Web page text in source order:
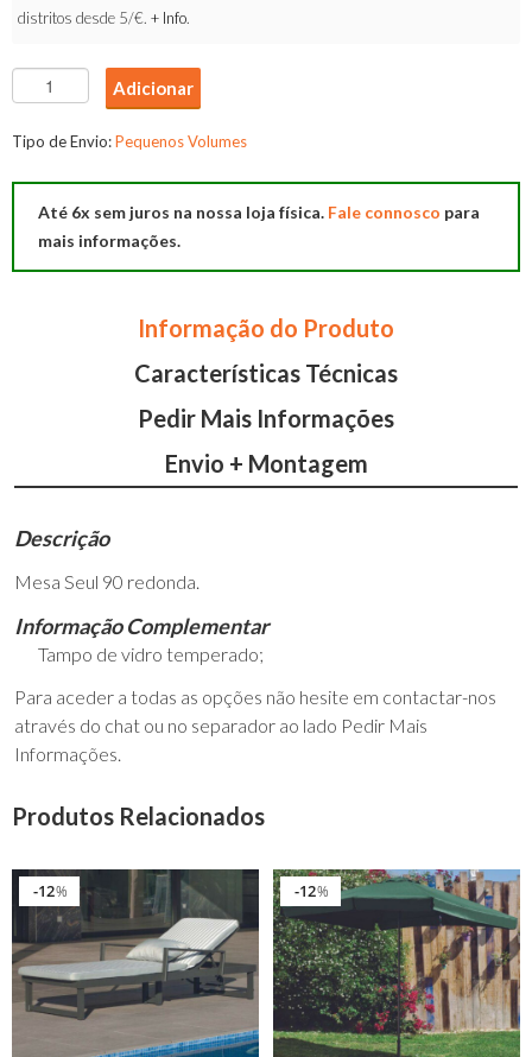
distritos desde 5/€. + Info.
Quantidade
de
Mesa
Adicionar
Tipo de Envio:Pequenos Volumes
Até 6x sem juros na nossa loja física. Fale connosco para
mais informações.
Informação do Produto
Características Técnicas
Pedir Mais Informações
Envio + Montagem
Descrição
Mesa Seul 90 redonda.
Informação Complementar
Tampo de vidro temperado;
Para aceder a todas as opções não hesite em contactar-nos
através do chat ou no separador ao lado Pedir Mais
Informações.
Produtos Relacionados
%
12 %
12